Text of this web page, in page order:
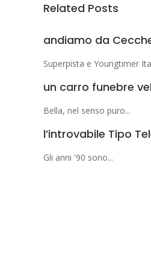
Related Posts
andiamo da
Superpista e Youngtimer
un carro funebre
Bella, nel senso puro...
l’introvabile Tipo
Gli anni '90 sono...
Superposter® è un marchio